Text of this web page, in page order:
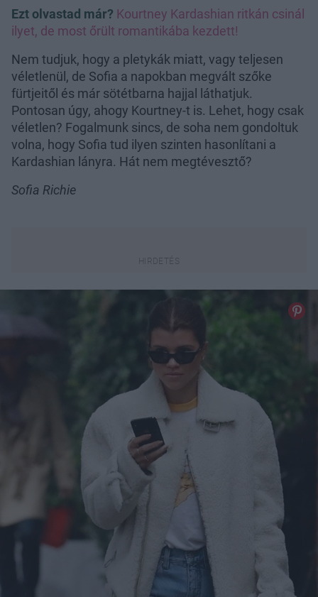
Ezt olvastad már? Kourtney Kardashian ritkán csinál
ilyet, de most őrült romantikába kezdett!
Nem tudjuk, hogy a pletykák miatt, vagy teljesen
véletlenül, de Sofia a napokban megvált szőke
fürtjeitől és már sötétbarna hajjal láthatjuk.
Pontosan úgy, ahogy Kourtney-t is. Lehet, hogy csak
véletlen? Fogalmunk sincs, de soha nem gondoltuk
volna, hogy Sofia tud ilyen szinten hasonlítani a
Kardashian lányra. Hát nem megtévesztő?
Sofia Richie